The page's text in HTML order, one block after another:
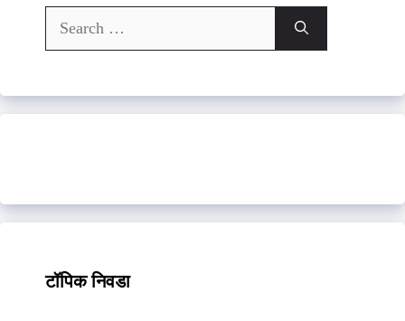
Search
for:
टॉपिक निवडा